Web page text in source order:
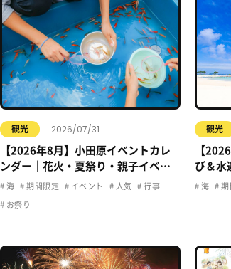
観光 2026/07/31
【2026年8月】小田原イベントカレ
ンダー｜花火・夏祭り・親子イベン
ト・夏休みおでかけ情報まとめ
海 期間限定 イベント 人気 行事
お祭り
観光
【
び＆水
プール
海 期